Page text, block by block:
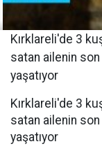
Kırklareli'de 3
satan ailenin
yaşatıyor
Kırklareli'de 3
satan ailenin
yaşatıyor